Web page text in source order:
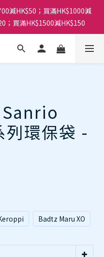
減HK$50；買滿HK$1000減
；買滿HK$1500減HK$150
Sanrio
環保袋 -
Badtz Maru XO